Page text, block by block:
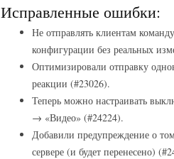
Исправленные ошибки:
Не отправлять клиентам
конфигурации без реальных
Оптимизировали отправку
реакции (#23026).
Теперь можно настраивать
→ «Видео» (#24224).
Добавили предупреждение о
сервере (и будет перенесено)